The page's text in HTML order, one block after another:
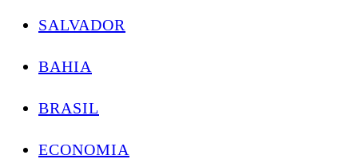
SALVADOR
BAHIA
BRASIL
ECONOMIA